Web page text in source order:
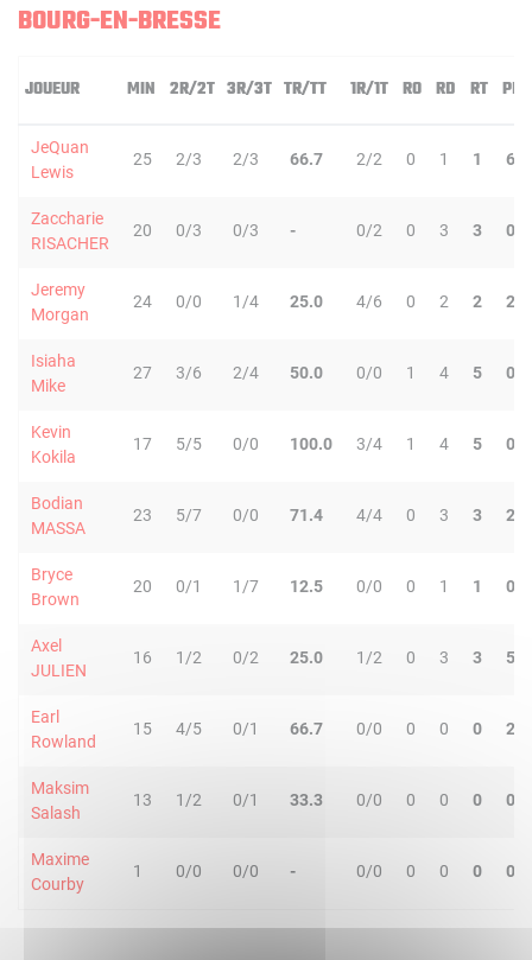
BOURG-EN-BRESSE
JOUEUR MIN 2R/2T 3R/3T TR/TT 1R/1T RO RD RT PD
JeQuan
Lewis
25 2/3 2/3 66.7 2/2 0 1 1 6
Zaccharie
RISACHER
20 0/3 0/3 - 0/2 0 3 3 0
Jeremy
Morgan
24 0/0 1/4 25.0 4/6 0 2 2 2
Isiaha
Mike
27 3/6 2/4 50.0 0/0 1 4 5 0
Kevin
Kokila
17 5/5 0/0 100.0 3/4 1 4 5 0
Bodian
MASSA
23 5/7 0/0 71.4 4/4 0 3 3 2
Bryce
Brown
20 0/1 1/7 12.5 0/0 0 1 1 0
Axel
JULIEN
16 1/2 0/2 25.0 1/2 0 3 3 5
Earl
Rowland
15 4/5 0/1 66.7 0/0 0 0 0 2
Maksim
Salash
13 1/2 0/1 33.3 0/0 0 0 0 0
Maxime
Courby
1 0/0 0/0 - 0/0 0 0 0 0